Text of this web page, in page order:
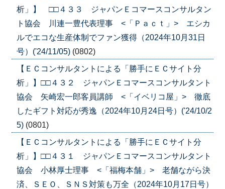
析」】 □□４３３ ジャパンＥコマースコンサルタン
ト協会 川連一豊代表理事 <「Ｐａｃｔ」> エシカ
ルでエコな生産体制でファン獲得（2024年10月31日
号）('24/11/05) (0802)
【ＥＣコンサルタントによる「勝手にＥＣサイト分
析」】□□４３２ ジャパンＥコマースコンサルタント
協会 矢崎宏一郎客員講師 <「イベリコ屋」> 徹底
したギフト対応が秀逸（2024年10月24日号）('24/10/2
5) (0801)
【ＥＣコンサルタントによる「勝手にＥＣサイト分
析」】□□４３１ ジャパンＥコマースコンサルタント
協会 小林厚士理事 <「福梅本舗」> 老舗ながら決
済、ＳＥＯ、ＳＮＳ対策も万全（2024年10月17日号）